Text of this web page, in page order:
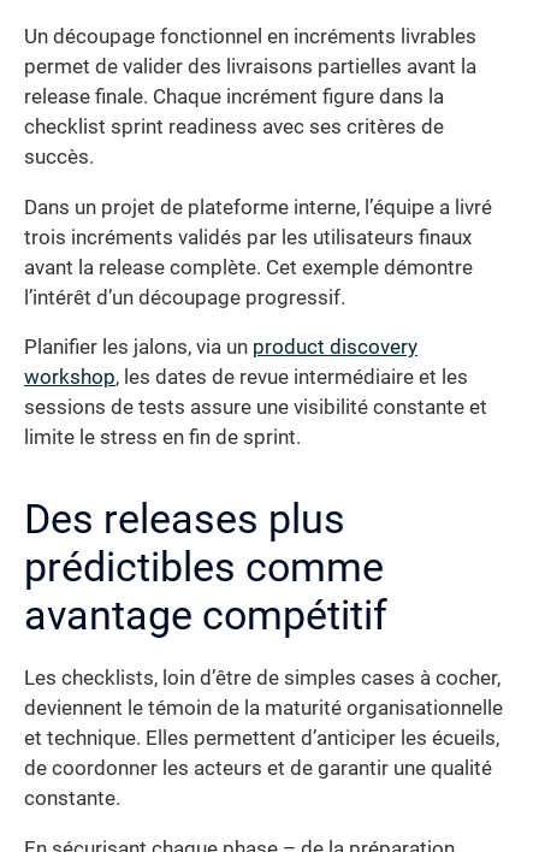
Un découpage fonctionnel en incréments livrables
permet de valider des livraisons partielles avant la
release finale. Chaque incrément figure dans la
checklist sprint readiness avec ses critères de
succès.
Dans un projet de plateforme interne, l’équipe a livré
trois incréments validés par les utilisateurs finaux
avant la release complète. Cet exemple démontre
l’intérêt d’un découpage progressif.
Planifier les jalons, via un product discovery
workshop, les dates de revue intermédiaire et les
sessions de tests assure une visibilité constante et
limite le stress en fin de sprint.
Des releases plus
prédictibles comme
avantage compétitif
Les checklists, loin d’être de simples cases à cocher,
deviennent le témoin de la maturité organisationnelle
et technique. Elles permettent d’anticiper les écueils,
de coordonner les acteurs et de garantir une qualité
constante.